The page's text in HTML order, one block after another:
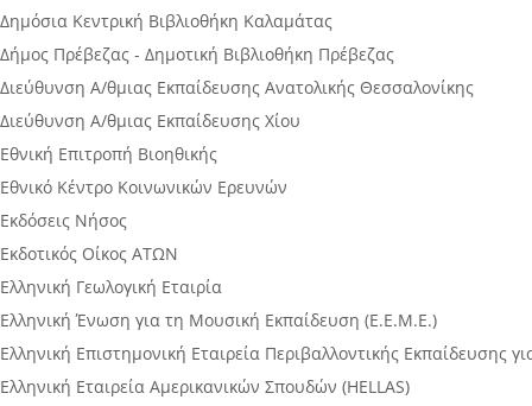
Δημόσια Κεντρική Βιβλιοθήκη Καλαμάτας
Δήμος Πρέβεζας - Δημοτική Βιβλιοθήκη Πρέβεζας
Διεύθυνση Α/θμιας Εκπαίδευσης Ανατολικής Θεσσαλονίκης
Διεύθυνση Α/θμιας Εκπαίδευσης Χίου
Εθνική Επιτροπή Βιοηθικής
Εθνικό Κέντρο Κοινωνικών Ερευνών
Εκδόσεις Νήσος
Εκδοτικός Oίκος ΑΤΩΝ
Ελληνική Γεωλογική Εταιρία
Ελληνική Ένωση για τη Μουσική Εκπαίδευση (Ε.Ε.Μ.Ε.)
Ελληνική Επιστημονική Εταιρεία Περιβαλλοντικής Εκπαίδευσης
Ελληνική Εταιρεία Αμερικανικών Σπουδών (HELLAS)